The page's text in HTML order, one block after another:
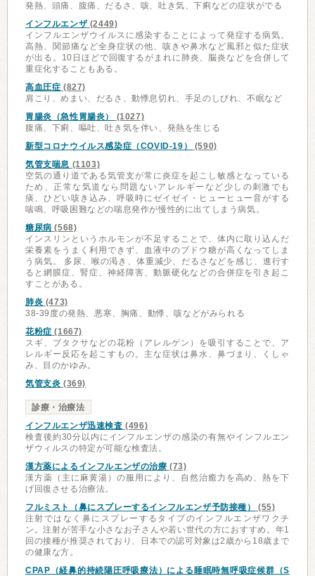
発熱、頭痛、腹痛、だるさ、咳、吐き気、下痢などの症状がでる
インフルエンザ(2449)
インフルエンザウイルスに感染することによって発症する病気。
高熱、関節痛など全身症状の他、咳きや鼻水など風邪と似た症状
が出る。10日ほどで回復するがまれに肺炎、脳炎などを合併して
重症化することもある。
高血圧症 (827)
肩こり、めまい、だるさ、動悸息切れ、手足のしびれ、不眠など
胃腸炎（急性胃腸炎）
(1027)
腹痛、下痢、嘔吐、吐き気を伴い、発熱を生じる
新型コロナウイルス感染症（COVID-19）
(590)
気管支喘息 (1103)
空気の通り道である気管支が常に炎症を起こし敏感となっている
ため、正常な気道なら問題ないアレルギーなど少しの刺激でも
痰、ひどい咳き込み、呼吸時にゼイゼイ・ヒューヒュー音がする
喘鳴、呼吸困難などの喘息発作が慢性的に出てしまう病気。
糖尿病 (568)
インスリンというホルモンが不足することで、体内に取り込んだ
栄養素をうまく利用できず、血液中のブドウ糖が高くなってしま
う病気。 多尿、喉の渇き、体重減少、だるさなどを感じ、進行す
ると網膜症、腎症、神経障害、動脈硬化などの合併症を引き起こ
すことがある。
肺炎 (473)
38-39度の発熱、悪寒、胸痛、動悸、咳などがみられる
花粉症 (1667)
スギ、ブタクサなどの花粉（アレルゲン）を吸引することで、ア
レルギー反応を起こすもの。主な症状は鼻水、鼻づまり、くしゃ
み、目のかゆみ。
気管支炎 (369)
診療・治療法
インフルエンザ迅速検査 (496)
検査後約30分以内にインフルエンザの感染の有無やインフルエン
ザウィルスの特定が可能な検査法。
漢方薬によるインフルエンザの治療 (73)
漢方薬（主に麻黄湯）の服用により、自然治癒力を高め、熱を下
げ回復させる治療法。
フルミスト（鼻にスプレーするインフルエンザ予防接種）
(55)
注射ではなく鼻にスプレーするタイプのインフルエンザワクチ
ン。注射が苦手な小さなお子さんや若い世代の方におすすめ。年1
回の接種が推奨されており、日本での認可対象は2歳から18歳まで
の健康な方。
CPAP（経鼻的持続陽圧呼吸療法）による睡眠時無呼吸症候群（S